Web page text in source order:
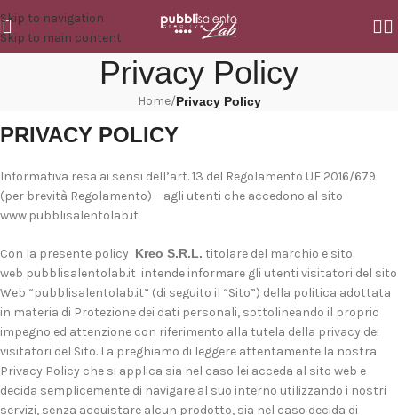
Skip to navigation
Skip to main content
Privacy Policy
Home/Privacy Policy
PRIVACY POLICY
Informativa resa ai sensi dell’art. 13 del Regolamento UE 2016/679
(per brevità Regolamento) – agli utenti che accedono al sito
www.pubblisalentolab.it
Con la presente policy Kreo S.R.L. titolare del marchio e sito
web pubblisalentolab.it intende informare gli utenti visitatori del sito
Web “pubblisalentolab.it” (di seguito il “Sito”) della politica adottata
in materia di Protezione dei dati personali, sottolineando il proprio
impegno ed attenzione con riferimento alla tutela della privacy dei
visitatori del Sito. La preghiamo di leggere attentamente la nostra
Privacy Policy che si applica sia nel caso lei acceda al sito web e
decida semplicemente di navigare al suo interno utilizzando i nostri
servizi, senza acquistare alcun prodotto, sia nel caso decida di